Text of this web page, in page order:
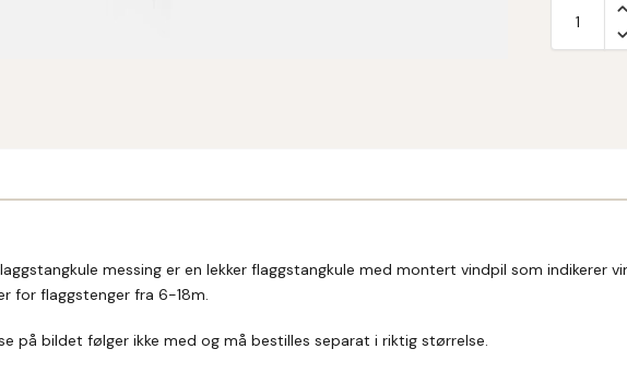
messing er en lekker flaggstangkule med montert vindpil som indikerer
for flaggstenger fra 6-18m.
på bildet følger ikke med og må bestilles separat i riktig størrelse.